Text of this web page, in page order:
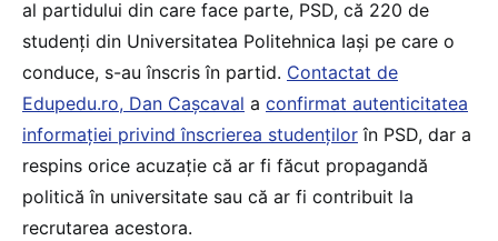
al partidului din care face parte, PSD, că 220 de
studenți din Universitatea Politehnica Iași pe care o
conduce, s-au înscris în partid. Contactat de
Edupedu.ro, Dan Cașcaval a confirmat autenticitatea
informației privind înscrierea studenților în PSD, dar a
respins orice acuzație că ar fi făcut propagandă
politică în universitate sau că ar fi contribuit la
recrutarea acestora.